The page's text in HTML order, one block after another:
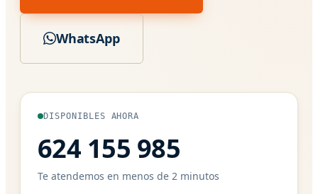
WhatsApp
DISPONIBLES AHORA
624 155 985
Te atendemos en menos de 2 minutos